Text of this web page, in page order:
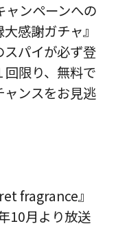
ャンペーンへの
感謝ガチャ』
パイが必ず登
限り、無料で
ャンスをお見逃
fragrance』
10月より放送